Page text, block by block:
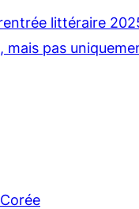
littéraire
mais pas